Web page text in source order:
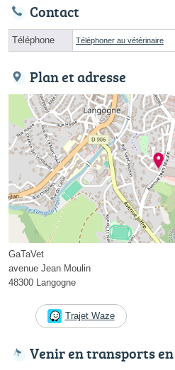
Contact
Téléphone Téléphoner au vétérinaire
Plan et adresse
GaTaVet
avenue Jean Moulin
48300 Langogne
Trajet Waze
Venir en transports